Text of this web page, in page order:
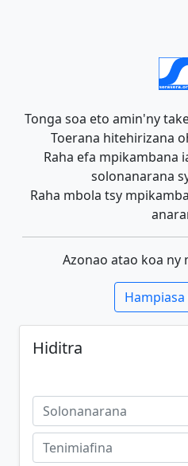
Tonga soa eto amin'ny
Toerana hitehirizana
Raha efa mpikambana
solonanarana
Raha mbola tsy
Azonao atao koa ny
Hiditra